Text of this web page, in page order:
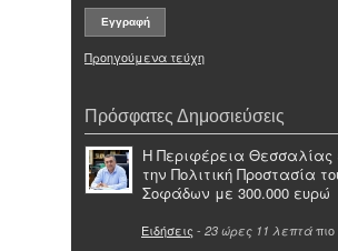
Προηγούμενα τεύχη
Πρόσφατες Δημοσιεύσεις
Η Περιφέρεια Θεσσαλίας
την Πολιτική Προστασία
Σοφάδων με 300.000 ευρώ
Ειδήσεις - 23 ώρες 11 λεπτά